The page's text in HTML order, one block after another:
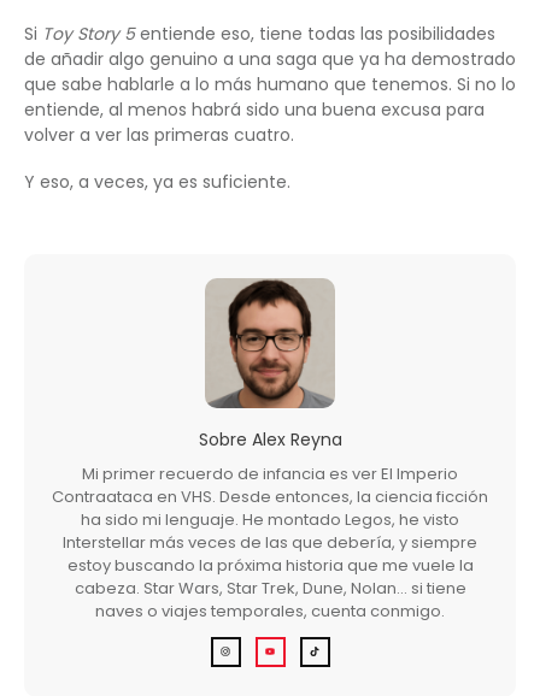
Si Toy Story 5entiende eso, tiene todas las posibilidades
de añadir algo genuino a una saga que ya ha demostrado
que sabe hablarle a lo más humano que tenemos. Si no lo
entiende, al menos habrá sido una buena excusa para
volver a ver las primeras cuatro.
Y eso, a veces, ya es suficiente.
Sobre Alex Reyna
Mi primer recuerdo de infancia es ver El Imperio
Contraataca en VHS. Desde entonces, la ciencia ficción
ha sido mi lenguaje. He montado Legos, he visto
Interstellar más veces de las que debería, y siempre
estoy buscando la próxima historia que me vuele la
cabeza. Star Wars, Star Trek, Dune, Nolan… si tiene
naves o viajes temporales, cuenta conmigo.